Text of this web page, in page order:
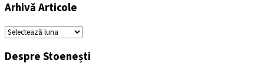
Arhivă Articole
Arhivă
Despre Stoenești